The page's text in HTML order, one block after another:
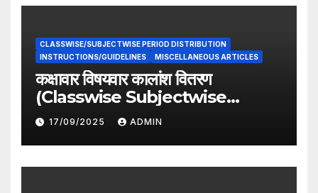
CLASSWISE/SUBJECTWISE PERIOD DISTRIBUTION
INSTRUCTIONS/GUIDELINES
MISCELLANEOUS ARTICLES
कक्षावार विषयवार कालांश वितरण
(Classwise Subjectwise
period distribution)
17/09/2025 ADMIN